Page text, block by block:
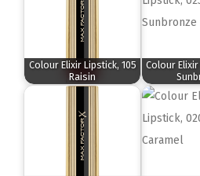
Colour Elixir Lipstick, 105
Raisin
Colour